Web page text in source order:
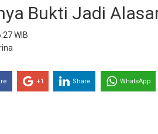
Bukti Jadi
WIB
+1 Share WhatsApp